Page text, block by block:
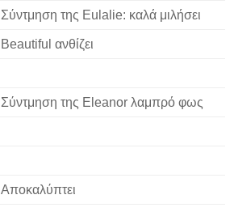
Σύντμηση της Eulalie: καλά μιλήσει
Beautiful ανθίζει
Σύντμηση της Eleanor λαμπρό φως
Αποκαλύπτει